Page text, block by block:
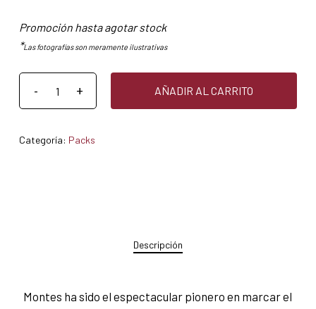
Promoción hasta agotar stock
*Las fotografías son meramente ilustrativas
AÑADIR AL CARRITO
Categoría: Packs
Descripción
Montes ha sido el espectacular pionero en marcar el